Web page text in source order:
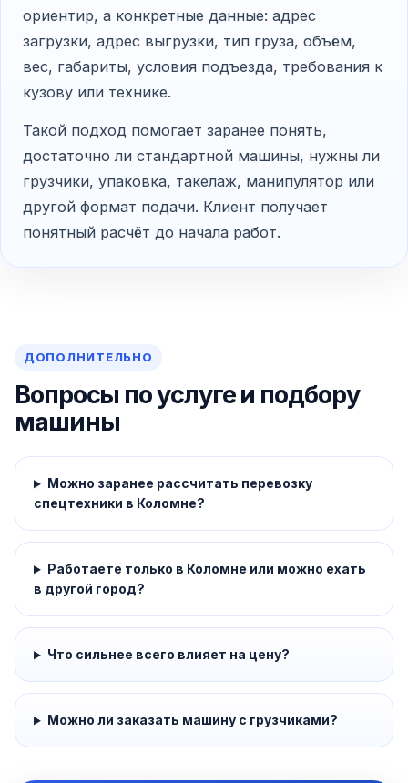
ориентир, а конкретные данные: адрес
загрузки, адрес выгрузки, тип груза, объём,
вес, габариты, условия подъезда, требования к
кузову или технике.
Такой подход помогает заранее понять,
достаточно ли стандартной машины, нужны ли
грузчики, упаковка, такелаж, манипулятор или
другой формат подачи. Клиент получает
понятный расчёт до начала работ.
ДОПОЛНИТЕЛЬНО
Вопросы по услуге и подбору
машины
Можно заранее рассчитать перевозку
спецтехники в Коломне?
Работаете только в Коломне или можно ехать
в другой город?
Что сильнее всего влияет на цену?
Можно ли заказать машину с грузчиками?